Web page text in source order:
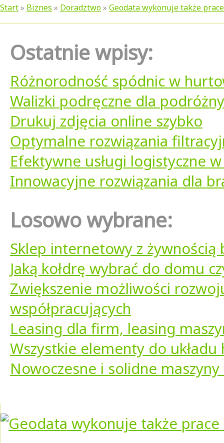
Start» Biznes » Doradztwo» Geodata wykonuje także
Ostatnie wpisy:
Różnorodność spódnic w
Walizki podręczne dla
Drukuj zdjęcia online szybko
Optymalne rozwiązania
Efektywne usługi logistyczne
Innowacyjne rozwiązania dla
Losowo wybrane:
Sklep internetowy z
Jaką kołdrę wybrać do domu
Zwiększenie możliwości
współpracujących
Leasing dla firm, leasing
Wszystkie elementy do
Nowoczesne i solidne maszyny